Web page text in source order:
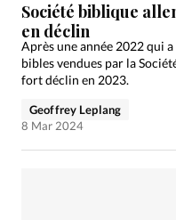
Société biblique
en déclin
Après une année 2022 qui
bibles vendues par la
fort déclin en 2023.
Geoffrey Leplang
8 Mar 2024